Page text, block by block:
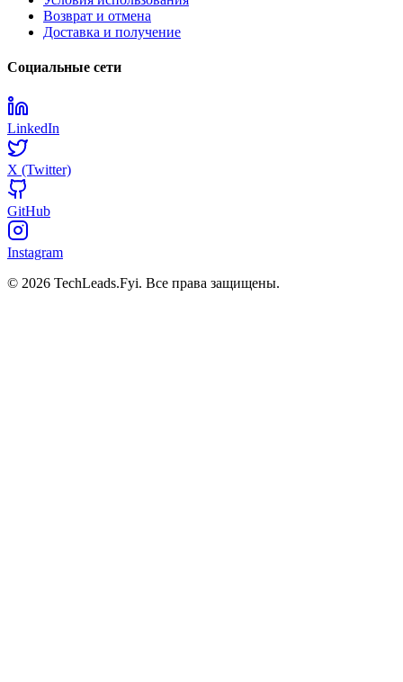
Возврат и отмена
Доставка и получение
Социальные сети
LinkedIn
X (Twitter)
GitHub
Instagram
© 2026 TechLeads.Fyi. Все права защищены.